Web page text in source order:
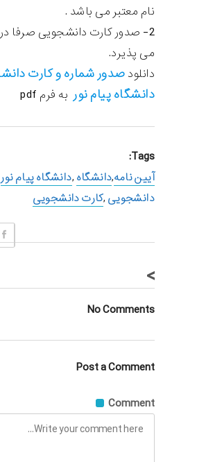
نام معتبر می باشد .
2- صدور کارت دانشجویی صرفا در
می پذیرد.
دانلود صدور شماره و کارت
دانشگاه پیام نور به فرم pdf
Tags:
آیین نامه,دانشگاه ,دانشگاه پیام نور
دانشجویی ,کارت دانشجویی
>
No Comments
Post a Comment
Comment